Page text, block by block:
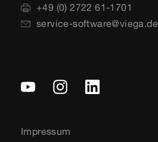
+49 (0) 2722 61-1701
service-software@viega.de
Impressum